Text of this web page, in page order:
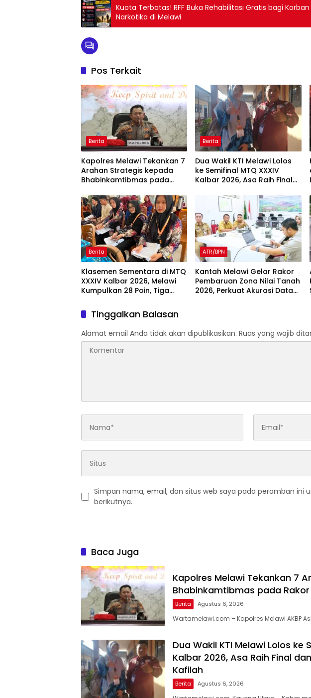
Kuota Terbatas! RFF Buka Rehabilitasi Gratis bagi
Narkotika di Melawi
Pos Terkait
Berita
Kapolres Melawi Tekankan 7
Arahan Strategis kepada
Bhabinkamtibmas pada
Berita
Dua Wakil KTI Melawi Lolos
ke Semifinal MTQ XXXIV
Kalbar 2026, Asa Raih Final
Kafilah
Berita
Klasemen Sementara di MTQ
XXXIV Kalbar 2026, Melawi
Kumpulkan 28 Poin, Tiga
Peringkat
ATR/BPN
Kantah Melawi Gelar Rakor
Pembaruan Zona Nilai Tanah
2026, Perkuat Akurasi Data
Tinggalkan Balasan
Alamat email Anda tidak akan dipublikasikan. Ruas yang wajib
Simpan nama, email, dan situs web saya pada peramban ini
berikutnya.
Baca Juga
Kapolres Melawi Tekankan 7
Bhabinkamtibmas pada Rakor
Berita Agustus 6, 2026
Wartamelawi.com – Kapolres Melawi AKBP
Dua Wakil KTI Melawi Lolos ke
Kalbar 2026, Asa Raih Final
Kafilah
Berita Agustus 6, 2026